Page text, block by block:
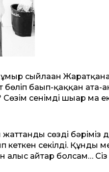
сыйлаған
бөліп бағып-қаққан ата-
сенімді шығар ма
сөзді бәріміз
кеткен секілді. Құнды
айтар болсам…